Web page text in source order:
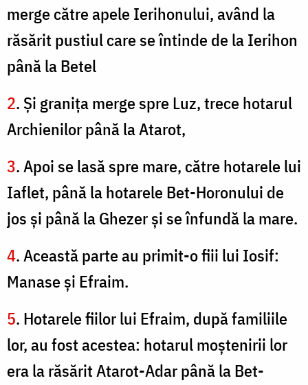
merge către apele Ierihonului, având la
răsărit pustiul care se întinde de la Ierihon
până la Betel
2. Şi graniţa merge spre Luz, trece hotarul
Archienilor până la Atarot,
3. Apoi se lasă spre mare, către hotarele lui
Iaflet, până la hotarele Bet-Horonului de
jos şi până la Ghezer şi se înfundă la mare.
4. Această parte au primit-o fiii lui Iosif:
Manase şi Efraim.
5. Hotarele fiilor lui Efraim, după familiile
lor, au fost acestea: hotarul moştenirii lor
era la răsărit Atarot-Adar până la Bet-